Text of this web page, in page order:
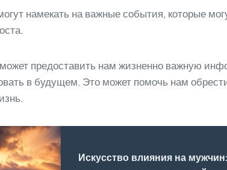
намекать на важные события, которые
предоставить нам жизненно важную
в будущем. Это может помочь нам
Искусство влияния на